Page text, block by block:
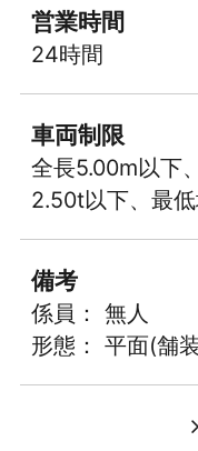
営業時間
24時間
車両制限
全長5.00m以下
2.50t以下、最
備考
係員： 無人
形態： 平面(舗